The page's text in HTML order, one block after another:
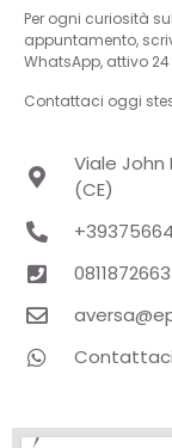
Per ogni curiosità
appuntamento,
WhatsApp, attivo
Contattaci oggi
Viale John
(CE)